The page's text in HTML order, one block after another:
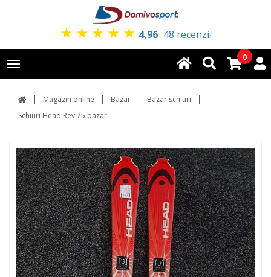
★ ★ ★ ★ ★ 4,96 48 recenzii
Toggle
navigation
0
Magazin online Bazar
Bazar schiuri
Schiuri Head Rev 75 bazar